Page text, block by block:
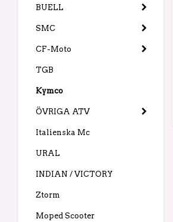
BUELL
SMC
CF-Moto
TGB
Kymco
ÖVRIGA ATV
Italienska Mc
URAL
INDIAN / VICTORY
Ztorm
Moped Scooter